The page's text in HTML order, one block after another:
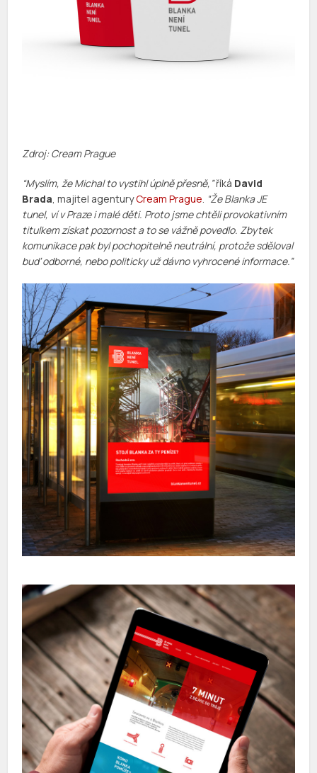
Zdroj: Cream Prague
“Myslím, že Michal to vystihl úplně přesně,”říká David
Brada, majitel agenturyCream Prague. “Že Blanka JE
tunel, ví v Praze i malé děti. Proto jsme chtěli provokativním
titulkem získat pozornost a to se vážně povedlo. Zbytek
komunikace pak byl pochopitelně neutrální, protože sděloval
buď odborné, nebo politicky už dávno vyhrocené informace.”